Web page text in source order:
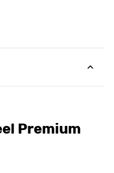
Premium